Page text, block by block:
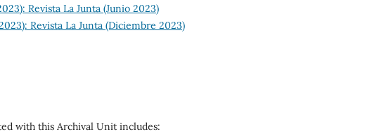
Revista La Junta (Junio 2023)
Revista La Junta (Diciembre 2023)
with this Archival Unit includes: